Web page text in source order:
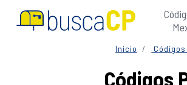
Inicio
Códigos